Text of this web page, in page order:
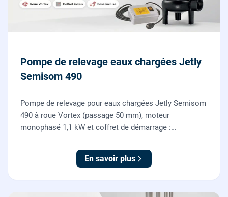
Pompe de relevage eaux chargées Jetly
Semisom 490
Pompe de relevage pour eaux chargées Jetly Semisom
490 à roue Vortex (passage 50 mm), moteur
monophasé 1,1 kW et coffret de démarrage :
fournie et posée par nos plombiers.
En savoir plus